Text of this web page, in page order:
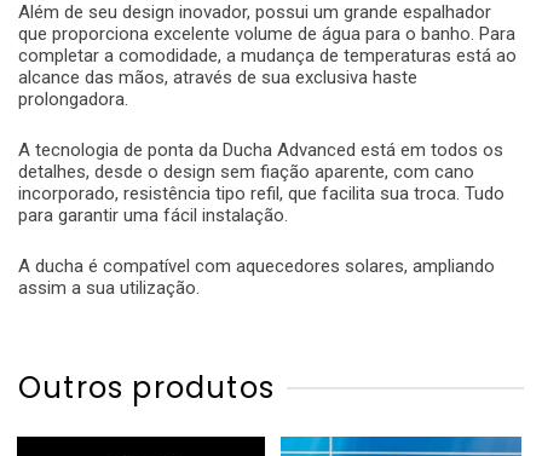
Além de seu design inovador, possui um grande espalhador
que proporciona excelente volume de água para o banho. Para
completar a comodidade, a mudança de temperaturas está ao
alcance das mãos, através de sua exclusiva haste
prolongadora.
A tecnologia de ponta da Ducha Advanced está em todos os
detalhes, desde o design sem fiação aparente, com cano
incorporado, resistência tipo refil, que facilita sua troca. Tudo
para garantir uma fácil instalação.
A ducha é compatível com aquecedores solares, ampliando
assim a sua utilização.
Outros produtos